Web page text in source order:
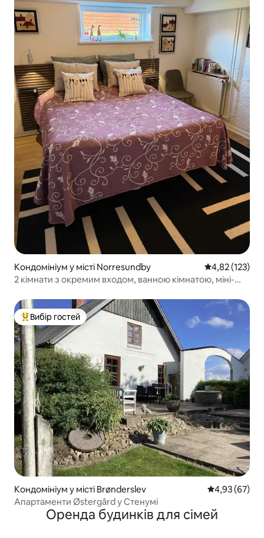
Кондомініум у місті Norresundby Середня
4,82 (123)
2 кімнати з окремим входом, ванною кімнатою, міні-
Топ вибір гостей
Вибір гостей
Кондомініум у місті Brønderslev Середня
4,93 (67)
Апартаменти Østergård у Стенумі
Оренда будинків для сімей